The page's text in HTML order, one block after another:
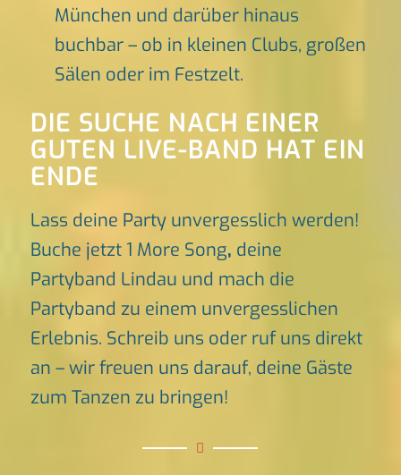
München und darüber hinaus
buchbar – ob in kleinen Clubs, großen
Sälen oder im Festzelt.
DIE SUCHE NACH EINER
GUTEN LIVE-BAND HAT EIN
ENDE
Lass deine Party unvergesslich werden!
Buche jetzt 1 More Song, deine
Partyband Lindau und mach die
Partyband zu einem unvergesslichen
Erlebnis. Schreib uns oder ruf uns direkt
an – wir freuen uns darauf, deine Gäste
zum Tanzen zu bringen!